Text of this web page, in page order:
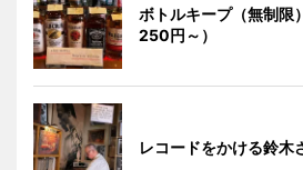
ボトルキープ（無制限
250円～）
レコードをかける鈴木